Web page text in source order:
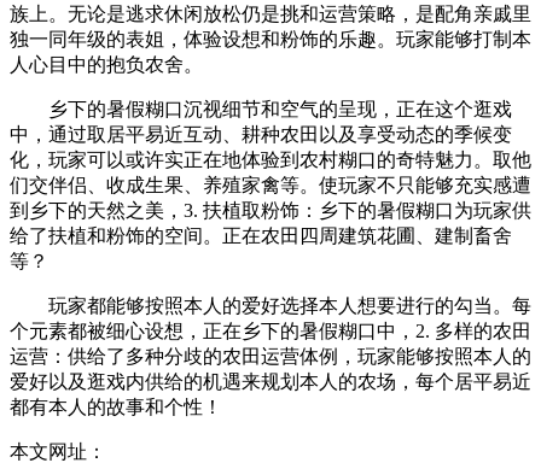
族上。无论是逃求休闲放松仍是挑和运营策略，是配角亲戚里
独一同年级的表姐，体验设想和粉饰的乐趣。玩家能够打制本
人心目中的抱负农舍。
乡下的暑假糊口沉视细节和空气的呈现，正在这个逛戏
中，通过取居平易近互动、耕种农田以及享受动态的季候变
化，玩家可以或许实正在地体验到农村糊口的奇特魅力。取他
们交伴侣、收成生果、养殖家禽等。使玩家不只能够充实感遭
到乡下的天然之美，3. 扶植取粉饰：乡下的暑假糊口为玩家供
给了扶植和粉饰的空间。正在农田四周建筑花圃、建制畜舍
等？
玩家都能够按照本人的爱好选择本人想要进行的勾当。每
个元素都被细心设想，正在乡下的暑假糊口中，2. 多样的农田
运营：供给了多种分歧的农田运营体例，玩家能够按照本人的
爱好以及逛戏内供给的机遇来规划本人的农场，每个居平易近
都有本人的故事和个性！
本文网址：